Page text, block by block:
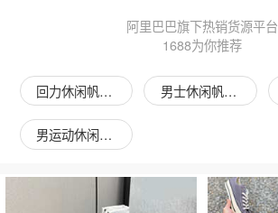
阿里巴巴旗下热销货源平台
1688为你推荐
回力休闲帆布鞋图片 男士休闲帆布鞋图片
男运动休闲帆布鞋图片